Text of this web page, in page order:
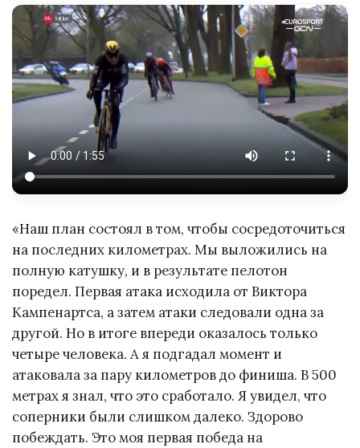
«Наш план состоял в том, чтобы сосредоточиться
на последних километрах. Мы выложились на
полную катушку, и в результате пелотон
поредел. Первая атака исходила от Виктора
Кампенартса, а затем атаки следовали одна за
другой. Но в итоге впереди оказалось только
четыре человека. А я подгадал момент и
атаковала за пару километров до финиша. В 500
метрах я знал, что это сработало. Я увидел, что
соперники были слишком далеко. Здорово
побеждать. Это моя первая победа на